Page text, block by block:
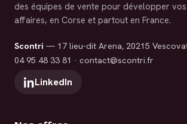
des équipes de vente pour développer vos
affaires, en Corse et partout en France.
Scontri — 17 lieu-dit Arena, 20215
04 95 48 33 81 · contact@scontri.fr
LinkedIn